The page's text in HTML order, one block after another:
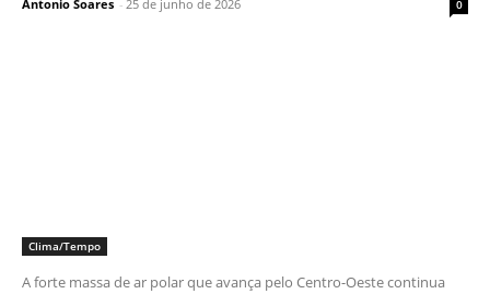
Antonio Soares - 25 de junho de 2026 0
Clima/Tempo
A forte massa de ar polar que avança pelo Centro-Oeste continua